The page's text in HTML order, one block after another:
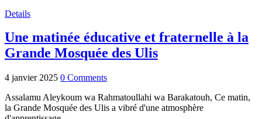
Details
Une matinée éducative et fraternelle à la
Grande Mosquée des Ulis
4 janvier 2025 0 Comments
Assalamu Aleykoum wa Rahmatoullahi wa Barakatouh, Ce matin,
la Grande Mosquée des Ulis a vibré d'une atmosphère